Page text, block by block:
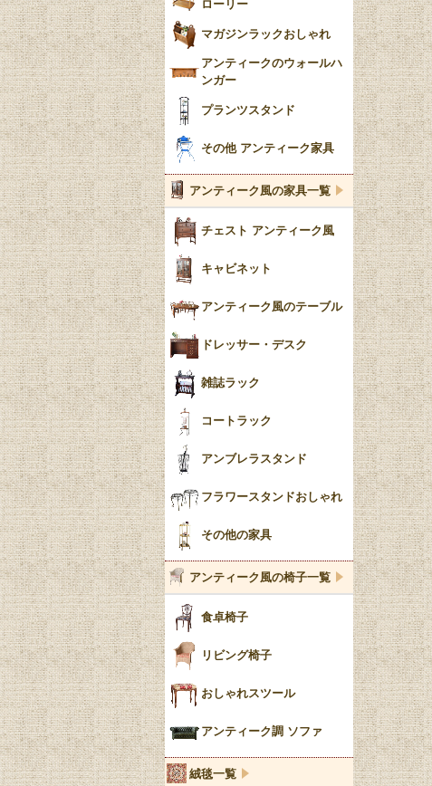
ローリー
マガジンラックおしゃれ
アンティークのウォールハ
ンガー
プランツスタンド
その他 アンティーク家具
アンティーク風の家具一覧
チェスト アンティーク風
キャビネット
アンティーク風のテーブル
ドレッサー・デスク
雑誌ラック
コートラック
アンブレラスタンド
フラワースタンドおしゃれ
その他の家具
アンティーク風の椅子一覧
食卓椅子
リビング椅子
おしゃれスツール
アンティーク調 ソファ
絨毯一覧